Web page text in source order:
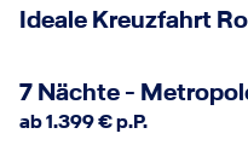
Ideale Kreuzfahrt
7 Nächte -
ab 1.399 € p.P.